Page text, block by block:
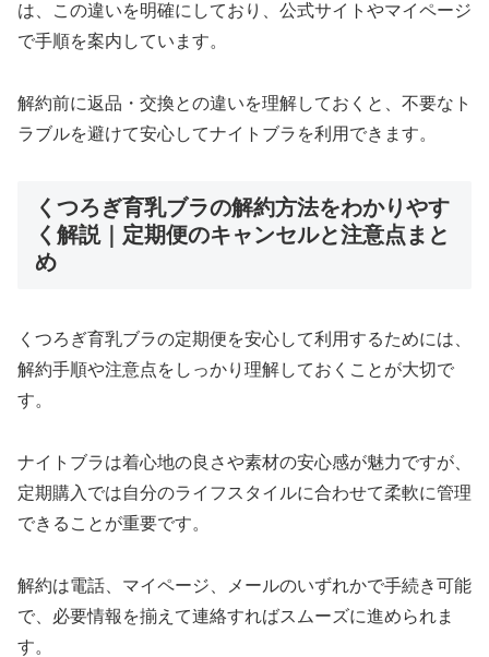
は、この違いを明確にしており、公式サイトやマイページ
で手順を案内しています。
解約前に返品・交換との違いを理解しておくと、不要なト
ラブルを避けて安心してナイトブラを利用できます。
くつろぎ育乳ブラの解約方法をわかりやす
く解説｜定期便のキャンセルと注意点まと
め
くつろぎ育乳ブラの定期便を安心して利用するためには、
解約手順や注意点をしっかり理解しておくことが大切で
す。
ナイトブラは着心地の良さや素材の安心感が魅力ですが、
定期購入では自分のライフスタイルに合わせて柔軟に管理
できることが重要です。
解約は電話、マイページ、メールのいずれかで手続き可能
で、必要情報を揃えて連絡すればスムーズに進められま
す。